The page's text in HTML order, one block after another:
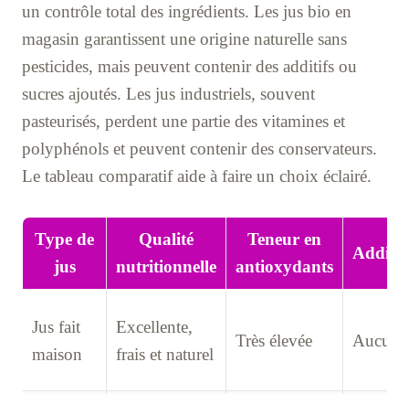
un contrôle total des ingrédients. Les jus bio en
magasin garantissent une origine naturelle sans
pesticides, mais peuvent contenir des additifs ou
sucres ajoutés. Les jus industriels, souvent
pasteurisés, perdent une partie des vitamines et
polyphénols et peuvent contenir des conservateurs.
Le tableau comparatif aide à faire un choix éclairé.
Type de
jus
Qualité
nutritionnelle
Teneur en
antioxydants
Jus fait
maison
Excellente,
frais et naturel
Très élevée Aucun